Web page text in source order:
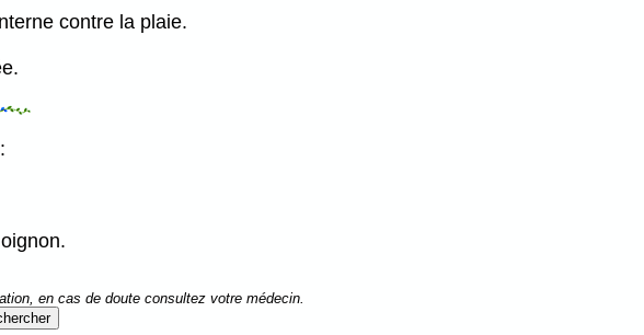
contre la plaie.
en cas de doute consultez votre médecin.